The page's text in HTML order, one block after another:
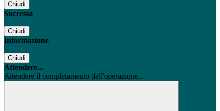
Chiudi
Successo
Chiudi
Informazione
Chiudi
Attendere...
Attendere il completamento dell'operazione...